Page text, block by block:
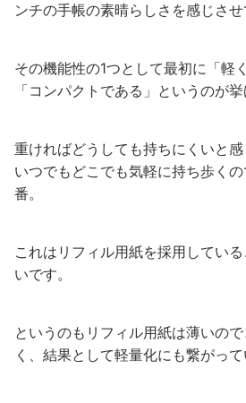
ンチの手帳の素晴らしさを感じさせ
その機能性の1つとして最初に「軽
「コンパクトである」というのが挙
重ければどうしても持ちにくいと感
いつでもどこでも気軽に持ち歩く
番。
これはリフィル用紙を採用してい
いです。
というのもリフィル用紙は薄いの
く、結果として軽量化にも繋がって